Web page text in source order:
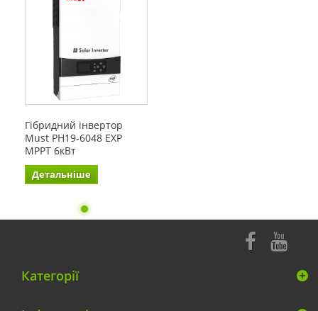
Гібридний інвертор
Must PH19-6048 EXP
MPPT 6кВт
Детальніше
Категорії